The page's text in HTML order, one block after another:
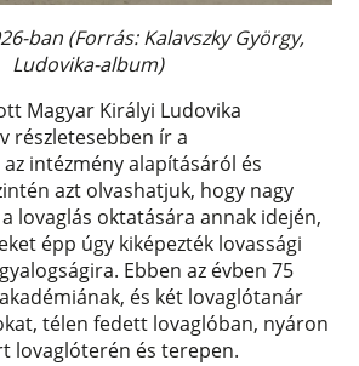
ban (Forrás: Kalavszky György,
Ludovika-album)
Magyar Királyi Ludovika
részletesebben ír a
intézmény alapításáról és
azt olvashatjuk, hogy nagy
lovaglás oktatására annak idején,
épp úgy kiképezték lovassági
Ebben az évben 75
és két lovaglótanár
télen fedett lovaglóban, nyáron
lovaglóterén és terepen.